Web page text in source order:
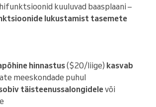
kuuluvad baasplaani –
lukustamist tasemete
hinnastus($20/liige) kasvab
meeskondade puhul
täisteenussalongidelevõi